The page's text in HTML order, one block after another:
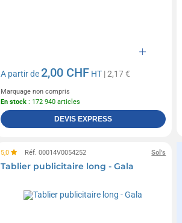
A partir de2,00 CHF HT| 2,17 €
Marquage non compris
En stock: 172 940 articles
DEVIS EXPRESS
Sol's
5,0 Réf. 00014V0054252
Tablier publicitaire long - Gala